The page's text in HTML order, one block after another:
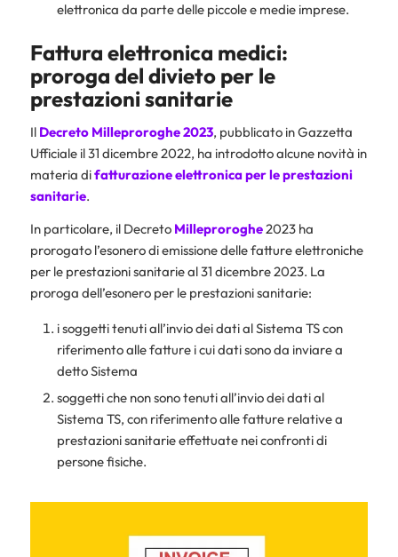
elettronica da parte delle piccole e medie imprese.
Fattura elettronica medici:
proroga del divieto per le
prestazioni sanitarie
Il Decreto Milleproroghe2023, pubblicato in Gazzetta
Ufficiale il 31 dicembre 2022, ha introdotto alcune novità in
materia difatturazione elettronica per le prestazioni
sanitarie.
In particolare, il Decreto Milleproroghe2023 ha
prorogato l’esonero di emissione delle fatture elettroniche
per le prestazioni sanitarie al 31 dicembre 2023. La
proroga dell’esonero per le prestazioni sanitarie:
i soggetti tenuti all’invio dei dati al Sistema TS con
riferimento alle fatture i cui dati sono da inviare a
detto Sistema
soggetti che non sono tenuti all’invio dei dati al
Sistema TS, con riferimento alle fatture relative a
prestazioni sanitarie effettuate nei confronti di
persone fisiche.